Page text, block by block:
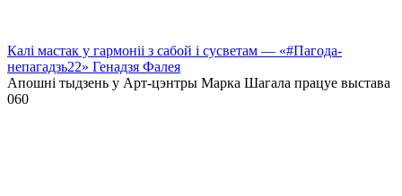
Калі мастак у гармоніі з сабой і сусветам — «#Пагода-
непагадзь22» Генадзя Фалея
Апошні тыдзень у Арт-цэнтры Марка Шагала працуе выстава
060